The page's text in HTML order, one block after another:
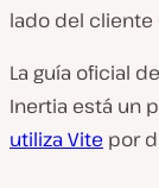
lado del cliente
La guía oficial
Inertia está un
utiliza Vite por